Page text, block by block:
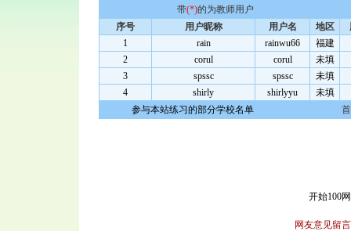
带(*)的为教师用户
序号
用户昵称 用户名 地区
1
rain rainwu66
福建
2
corul corul
未填
3
spssc spssc
未填
4
shirly shirlyyu
未填
参与本站练习的部分学校名单
开始100
网友意见留